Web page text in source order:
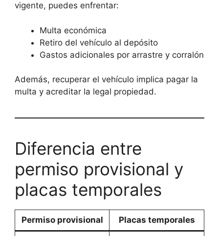
vigente, puedes enfrentar:
Multa económica
Retiro del vehículo al depósito
Gastos adicionales por arrastre y corralón
Además, recuperar el vehículo implica pagar la
multa y acreditar la legal propiedad.
Diferencia entre
permiso provisional y
placas temporales
Permiso provisional Placas temporales